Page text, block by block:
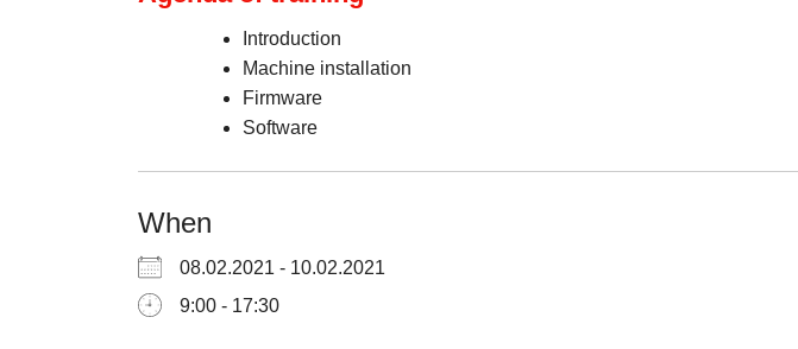
Introduction
Machine installation
Firmware
Software
When
08.02.2021 - 10.02.2021
9:00 - 17:30